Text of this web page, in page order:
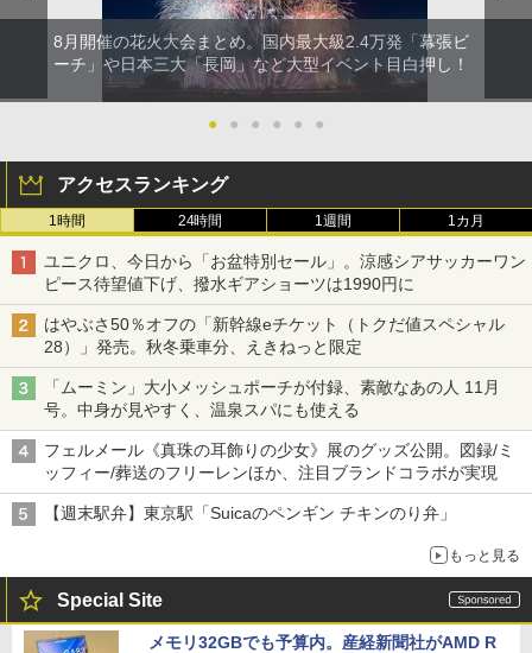
8月開催の花火大会まとめ。国内最大級2.4万発「幕張ビ
ーチ」や日本三大「長岡」など大型イベント目白押し！
● ● ● ● ● ●
アクセスランキング
1時間 24時間 1週間 1カ月
ユニクロ、今日から「お盆特別セール」。涼感シアサッカーワン
ピース待望値下げ、撥水ギアショーツは1990円に
はやぶさ50％オフの「新幹線eチケット（トクだ値スペシャル
28）」発売。秋冬乗車分、えきねっと限定
「ムーミン」大小メッシュポーチが付録、素敵なあの人 11月
号。中身が見やすく、温泉スパにも使える
フェルメール《真珠の耳飾りの少女》展のグッズ公開。図録/ミ
ッフィー/葬送のフリーレンほか、注目ブランドコラボが実現
【週末駅弁】東京駅「Suicaのペンギン チキンのり弁」
もっと見る
Special Site
メモリ32GBでも予算内。産経新聞社がAMD R